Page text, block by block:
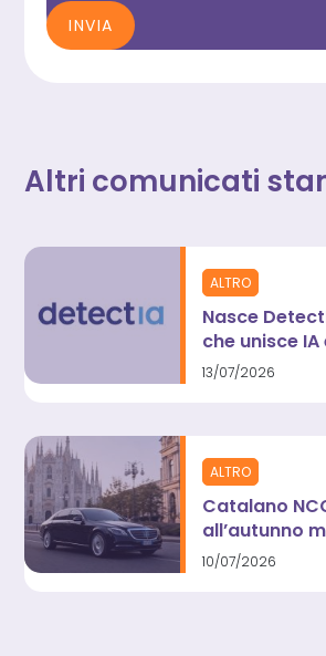
INVIA
Altri comunicati
ALTRO
Nasce
che unisce IA
investigazioni
13/07/2026
ALTRO
Catalano
all’autunno
atteso un
10/07/2026